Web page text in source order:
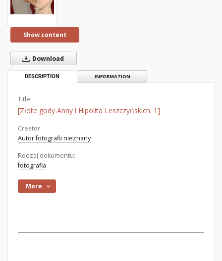
Show content
Download
DESCRIPTION INFORMATION
Title:
[Złote gody Anny i Hipolita Leszczyńskich. 1]
Creator:
Autor fotografii nieznany
Rodzaj dokumentu:
fotografia
More